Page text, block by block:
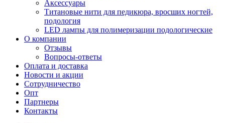
Аксессуары
Титановые нити для педикюра, вросших ногтей,
подология
LED лампы для полимеризации подологические
О компании
Отзывы
Вопросы-ответы
Оплата и доставка
Новости и акции
Сотрудничество
Опт
Партнеры
Контакты